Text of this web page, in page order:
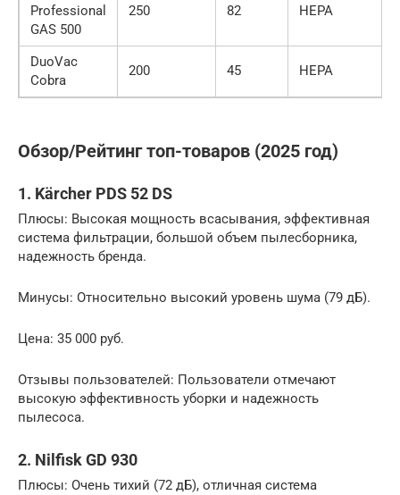
Professional
GAS 500
250 82 HEPA
DuoVac
Cobra
200 45 HEPA
Обзор/Рейтинг топ-товаров (2025 год)
1. Kärcher PDS 52 DS
Плюсы: Высокая мощность всасывания, эффективная
система фильтрации, большой объем пылесборника,
надежность бренда.
Минусы: Относительно высокий уровень шума (79 дБ).
Цена: 35 000 руб.
Отзывы пользователей: Пользователи отмечают
высокую эффективность уборки и надежность
пылесоса.
2. Nilfisk GD 930
Плюсы: Очень тихий (72 дБ), отличная система